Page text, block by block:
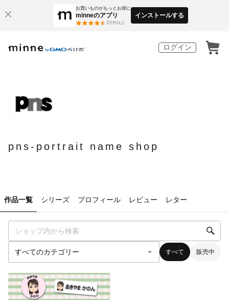
お買いものがもっとお得に
minneのアプリ
3万件以上
インストールする
ログイン
pns-portrait name shop
作品一覧 シリーズ プロフィール レビュー レター
すべて 販売中